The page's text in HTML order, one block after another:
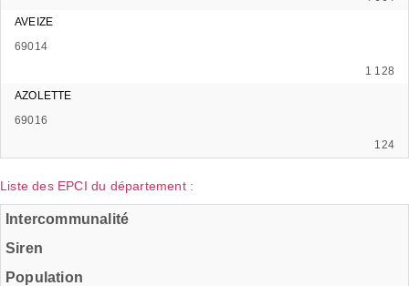
AVEIZE
69014
1 128
AZOLETTE
69016
124
Liste des EPCI du département :
Intercommunalité
Siren
Population